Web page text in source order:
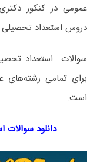
دروس استعداد
برای تمامی رشته‌های
است.
دانلود سوالات